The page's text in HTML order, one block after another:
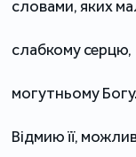
словами, яких
слабкому серцю,
могутньому Богу.
Відмию її,